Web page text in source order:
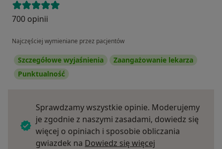
700 opinii
Najczęściej wymieniane przez pacjentów
Szczegółowe wyjaśnienia
Zaangażowanie lekarza
Punktualność
Sprawdzamy wszystkie opinie. Moderujemy
je zgodnie z naszymi zasadami, dowiedz się
więcej o opiniach i sposobie obliczania
gwiazdek na Dowiedz się więcej